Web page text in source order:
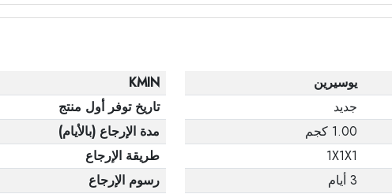
يوسيرين
جديد
1.00 كجم
1X1X1
3 أيام
KMIN
تاريخ توفر أول منتج
مدة الإرجاع (بالأيام)
طريقة الإرجاع
رسوم الإرجاع